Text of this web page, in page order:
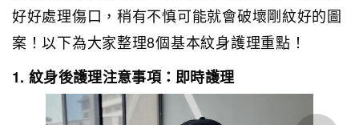
好好處理傷口，稍有不慎可能就會破壞剛紋好的圖
案！以下為大家整理8個基本紋身護理重點！
1. 紋身後護理注意事項：即時護理